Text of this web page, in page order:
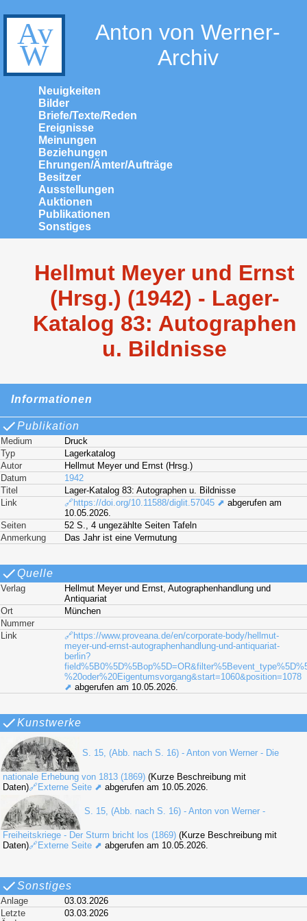
Anton von Werner-
Archiv
Neuigkeiten
Bilder
Briefe/Texte/Reden
Ereignisse
Meinungen
Beziehungen
Ehrungen/Ämter/Aufträge
Besitzer
Ausstellungen
Auktionen
Publikationen
Sonstiges
Hellmut Meyer und Ernst
(Hrsg.) (1942) - Lager-
Katalog 83: Autographen
u. Bildnisse
Informationen
Publikation
Medium
Druck
Typ
Lagerkatalog
Autor
Hellmut Meyer und Ernst (Hrsg.)
Datum
1942
Titel
Lager-Katalog 83: Autographen u. Bildnisse
Link
🔗https://doi.org/10.11588/diglit.57045 ⬈ abgerufen am
10.05.2026.
Seiten
52 S., 4 ungezählte Seiten Tafeln
Anmerkung
Das Jahr ist eine Vermutung
Quelle
Verlag
Hellmut Meyer und Ernst, Autographenhandlung und
Antiquariat
Ort
München
Nummer
Link
🔗https://www.proveana.de/en/corporate-body/hellmut-
meyer-und-ernst-autographenhandlung-und-antiquariat-
berlin?
%20oder%20Eigentumsvorgang&start=1060&position=1078
⬈ abgerufen am 10.05.2026.
Kunstwerke
S. 15, (Abb. nach S. 16) - Anton von Werner - Die
nationale Erhebung von 1813 (1869) (Kurze Beschreibung mit
Daten)🔗Externe Seite ⬈ abgerufen am 10.05.2026.
S. 15, (Abb. nach S. 16) - Anton von Werner -
Freiheitskriege - Der Sturm bricht los (1869) (Kurze Beschreibung mit
Daten)🔗Externe Seite ⬈ abgerufen am 10.05.2026.
Sonstiges
Anlage
03.03.2026
Letzte
03.03.2026